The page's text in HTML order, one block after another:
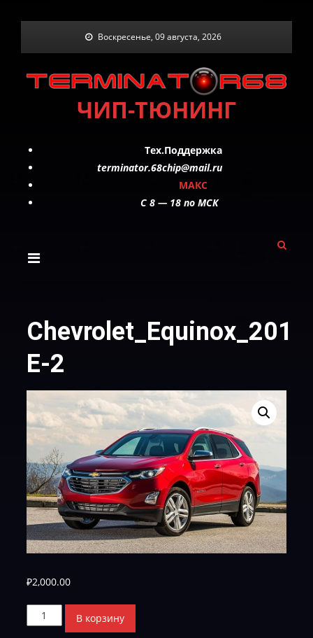
Воскресенье, 09 августа, 2026
ЧИП-ТЮНИНГ
Тех.Поддержка
terminator.68chip@mail.ru
МАКС
C 8 — 18 по МСК
Е-2
₽2,000.00
Количество
товара
В корзину